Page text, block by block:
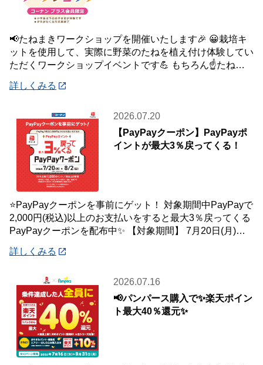
📢たねまきワークショップを開催いたします🎉 😀栽培キ
ットを使用して、実際に野菜のたねを植え付け体験してい
ただくワークショップイベントです💪 もちろん☝️たねを
詳しくみる
2026.07.20
【PayPayクーポン】PayPayポ
イントが最大3％戻ってくる！
⭐PayPayクーポンを事前にゲット！ 対象期間中PayPayで
2,000円(税込)以上のお支払いをすると最大3％戻ってくる
PayPayクーポンを配布中✨ 【対象期間】 7月20日(月)～8
詳しくみる
2026.07.16
📢パンパース購入で✨楽天ポイン
ト最大40％還元✨